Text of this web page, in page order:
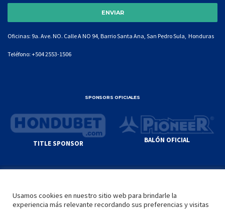
Oficinas: 9a. Ave. NO. Calle A NO 94, Barrio Santa Ana, San Pedro Sula, Honduras
Teléfono: +504 2553-1506
SPONSORS OFICIALES
TITLE SPONSOR BALÓN OFICIAL
YOUTUBE TERMS OF SERVICE
PRIVACY POLICY
POLÍTICA DE PRIVACIDAD
Usamos cookies en nuestro sitio web para brindarle la
experiencia más relevante recordando sus preferencias y visitas